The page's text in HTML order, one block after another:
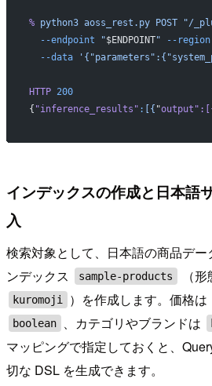
% python3 aoss_rest.py POST "/
  --endpoint
"$ENDPOINT" --region
  --data
HTTP 200
{ "inference_results" : [{ "output
インデックスの作成と日本語
入
検索対象として、日本語の商品デ
ンデックス
sample-products （
kuromoji ）を作成します。価格は
boolean 、カテゴリやブランドは
マッピングで指定しておくと、
切な DSL を生成できます。